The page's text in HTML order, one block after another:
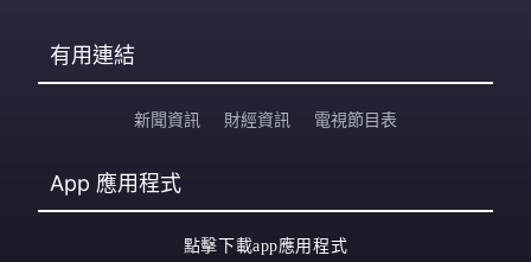
有用連結
新聞資訊 財經資訊 電視節目表
App 應用程式
點擊下載app應用程式